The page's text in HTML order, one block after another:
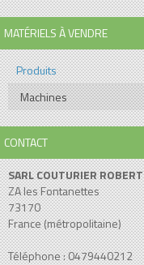
MATÉRIELS À VENDRE
Produits
Machines
CONTACT
SARL COUTURIER ROBERT
ZA les Fontanettes
73170
France (métropolitaine)
Téléphone : 0479440212